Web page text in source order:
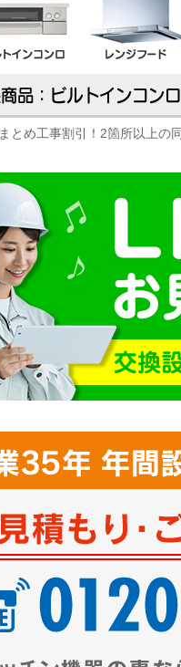
まとめ工事割引！2箇所以上の